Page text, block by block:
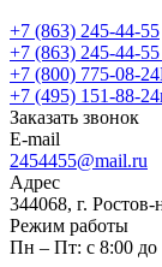
+7 (863) 245-44-55
+7 (863) 245-44-55
+7 (800) 775-08-24
+7 (495) 151-88-24
Заказать звонок
E-mail
2454455@mail.ru
Адрес
344068, г.
Режим работы
Пн – Пт: с 8:00 до